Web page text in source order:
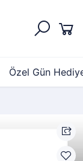
Özel Gün